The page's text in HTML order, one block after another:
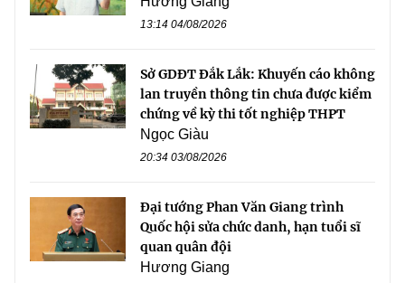
13:14 04/08/2026
Sở GDĐT Đắk Lắk: Khuyến cáo không
lan truyền thông tin chưa được kiểm
chứng về kỳ thi tốt nghiệp THPT
Ngọc Giàu
20:34 03/08/2026
Đại tướng Phan Văn Giang trình
Quốc hội sửa chức danh, hạn tuổi sĩ
quan quân đội
Hương Giang